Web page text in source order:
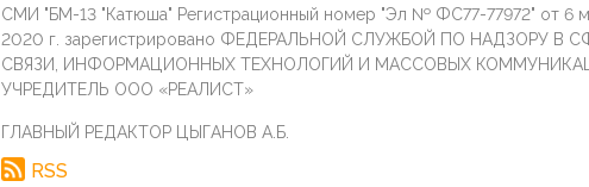
СМИ "БМ-13 "Катюша" Регистрационный номер "Эл № ФС77-77972" от 6
2020 г. зарегистрировано ФЕДЕРАЛЬНОЙ СЛУЖБОЙ ПО НАДЗОРУ В
СВЯЗИ, ИНФОРМАЦИОННЫХ ТЕХНОЛОГИЙ И МАССОВЫХ
УЧРЕДИТЕЛЬ ООО «РЕАЛИСТ»
ГЛАВНЫЙ РЕДАКТОР ЦЫГАНОВ А.Б.
RSS